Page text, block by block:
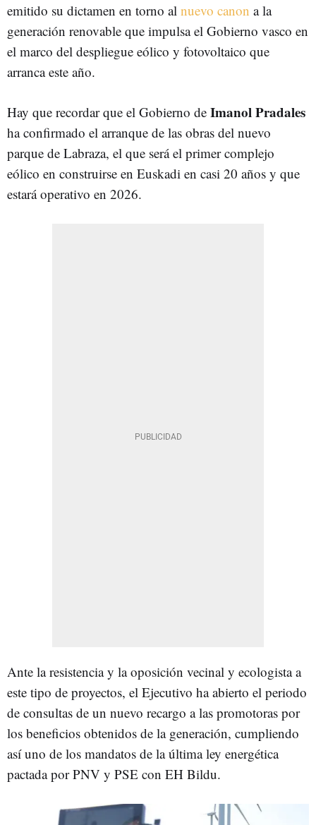
emitido su dictamen en torno al nuevo canon a la
generación renovable que impulsa el Gobierno vasco en
el marco del despliegue eólico y fotovoltaico que
arranca este año.
Hay que recordar que el Gobierno de Imanol Pradales
ha confirmado el arranque de las obras del nuevo
parque de Labraza, el que será el primer complejo
eólico en construirse en Euskadi en casi 20 años y que
estará operativo en 2026.
Ante la resistencia y la oposición vecinal y ecologista a
este tipo de proyectos, el Ejecutivo ha abierto el periodo
de consultas de un nuevo recargo a las promotoras por
los beneficios obtenidos de la generación, cumpliendo
así uno de los mandatos de la última ley energética
pactada por PNV y PSE con EH Bildu.